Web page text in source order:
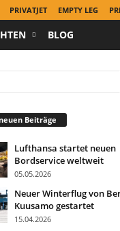
PRIVATJET EMPTY LEG
BLOG
Beiträge
Lufthansa startet neuen
Bordservice weltweit
05.05.2026
Neuer Winterflug von
Kuusamo gestartet
15.04.2026